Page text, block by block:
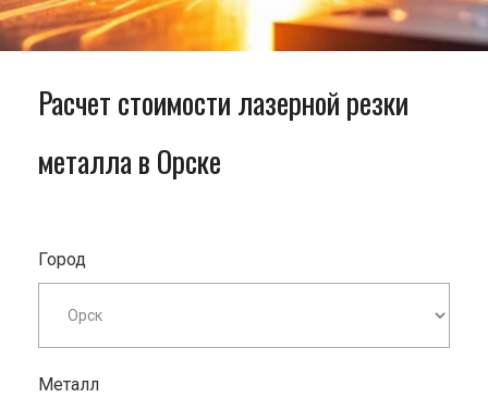
Расчет стоимости лазерной резки
металла в Орске
Город
Металл